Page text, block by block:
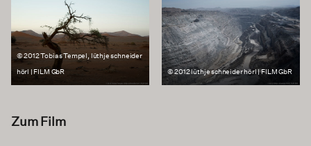
© 2012 Tobias Tempel, lüthje schneider
hörl | FILM GbR
© 2012 lüthje schneider hörl | FILM GbR
Zum Film